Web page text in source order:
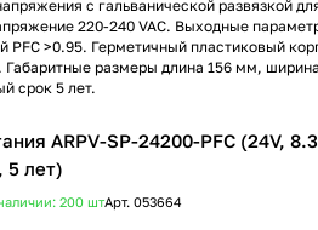
с гальванической развязкой
220-240 VAC. Выходные
PFC >0.95. Герметичный пластиковый
Габаритные размеры длина 156 мм,
срок 5 лет.
ARPV-SP-24200-PFC (24V,
5 лет)
200 штАрт. 053664